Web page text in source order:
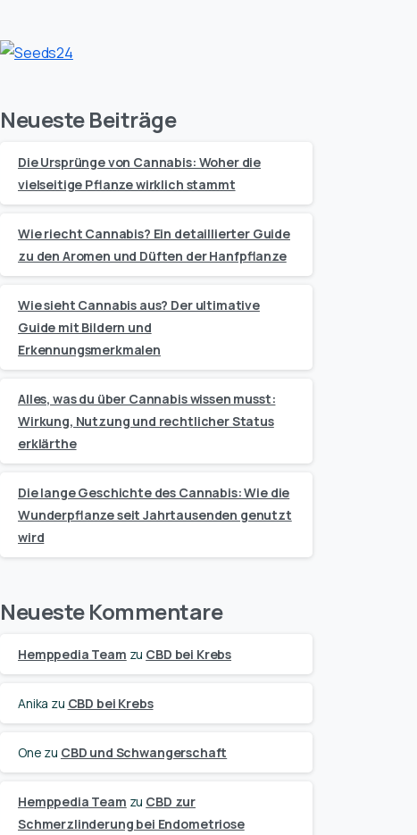
Neueste Beiträge
Die Ursprünge von Cannabis: Woher die
vielseitige Pflanze wirklich stammt
Wie riecht Cannabis? Ein detaillierter Guide
zu den Aromen und Düften der Hanfpflanze
Wie sieht Cannabis aus? Der ultimative
Guide mit Bildern und
Erkennungsmerkmalen
Alles, was du über Cannabis wissen musst:
Wirkung, Nutzung und rechtlicher Status
erklärthe
Die lange Geschichte des Cannabis: Wie die
Wunderpflanze seit Jahrtausenden genutzt
wird
Neueste Kommentare
Hemppedia Team zu CBD bei Krebs
Anika zu CBD bei Krebs
One zu CBD und Schwangerschaft
Hemppedia Team zu CBD zur
Schmerzlinderung bei Endometriose